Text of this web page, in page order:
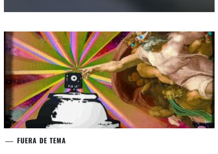
FUERA DE TEMA